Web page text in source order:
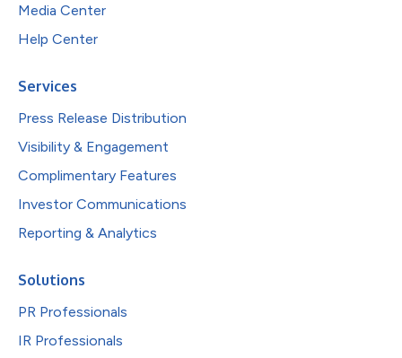
Media Center
Help Center
Services
Press Release Distribution
Visibility & Engagement
Complimentary Features
Investor Communications
Reporting & Analytics
Solutions
PR Professionals
IR Professionals